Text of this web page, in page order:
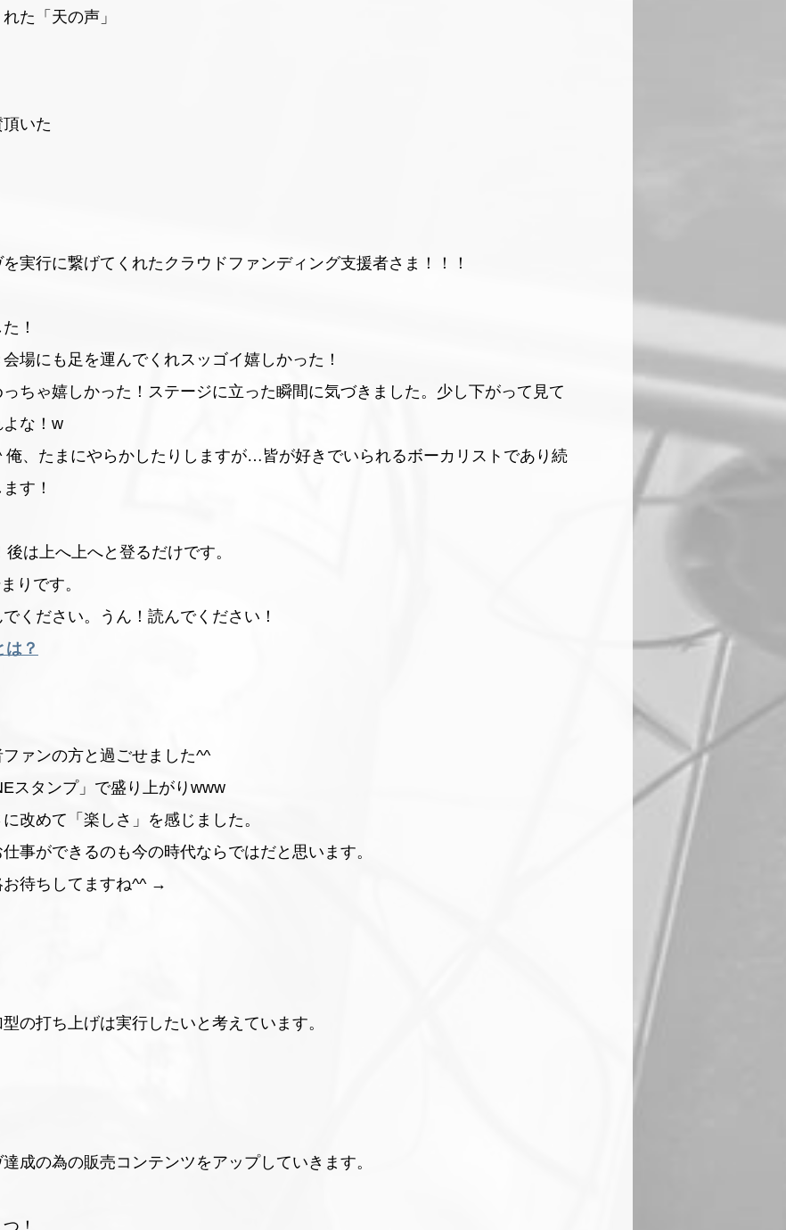
た「天の声」
いた
実行に繋げてくれたクラウドファンディング支援者さま！！！
！
場にも足を運んでくれスッゴイ嬉しかった！
ちゃ嬉しかった！ステージに立った瞬間に気づきました。少し下がって見て
な！w
俺、たまにやらかしたりしますが…皆が好きでいられるボーカリストであり続
す！
は上へ上へと登るだけです。
りです。
ください。うん！読んでください！
？
ァンの方と過ごせました^^
スタンプ」で盛り上がりwww
改めて「楽しさ」を感じました。
事ができるのも今の時代ならではだと思います。
お待ちしてますね^^ →
の打ち上げは実行したいと考えています。
成の為の販売コンテンツをアップしていきます。